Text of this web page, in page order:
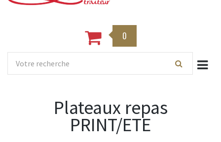
0
Plateaux repas
PRINT/ETE